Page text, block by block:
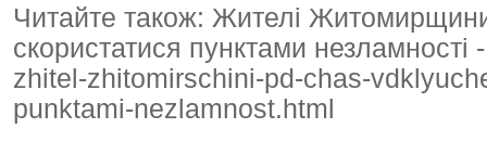
Читайте також: Жителі Житомирщини
скористатися пунктами
zhitel-zhitomirschini-pd-chas-
punktami-nezlamnost.html